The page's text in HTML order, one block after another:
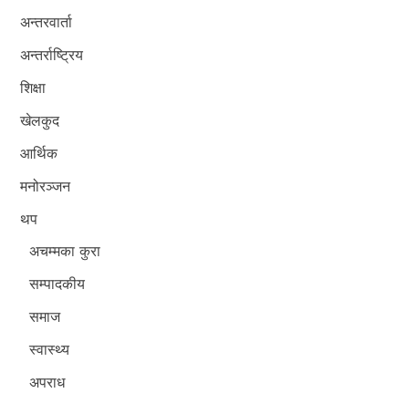
अन्तरवार्ता
अन्तर्राष्ट्रिय
शिक्षा
खेलकुद
आर्थिक
मनोरञ्जन
थप
अचम्मका कुरा
सम्पादकीय
समाज
स्वास्थ्य
अपराध